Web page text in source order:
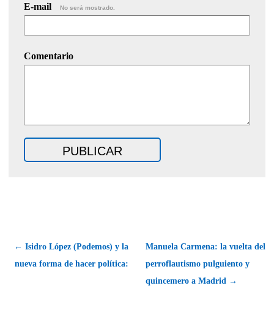
E-mail No será mostrado.
Comentario
← Isidro López (Podemos) y la
nueva forma de hacer política:
Manuela Carmena: la vuelta del
perroflautismo pulguiento y
quincemero a Madrid →